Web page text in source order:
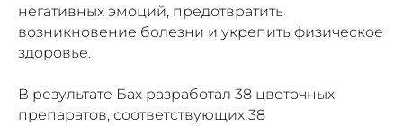
негативных эмоций, предотвратить
возникновение болезни и укрепить физическое
здоровье.
В результате Бах разработал 38 цветочных
препаратов, соответствующих 38